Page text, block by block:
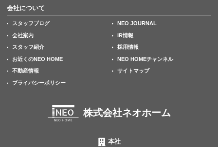
会社について
スタッフブログ NEO JOURNAL
会社案内 IR情報
スタッフ紹介 採用情報
お近くのNEO HOME NEO HOMEチャンネル
不動産情報 サイトマップ
プライバシーポリシー
株式会社ネオホーム
本社